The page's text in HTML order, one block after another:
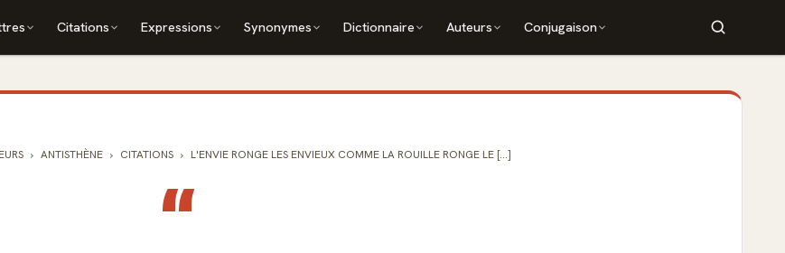
Citations Expressions Synonymes Dictionnaire Auteurs Conjugaison
ANTISTHÈNE CITATIONS L'ENVIE RONGE LES ENVIEUX COMME LA ROUILLE RONGE LE [...]
“